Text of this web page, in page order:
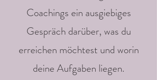
Coachings ein ausgiebiges
Gespräch darüber, was du
erreichen möchtest und worin
deine Aufgaben liegen.